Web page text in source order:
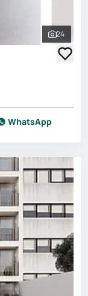
Ver
24
WhatsApp